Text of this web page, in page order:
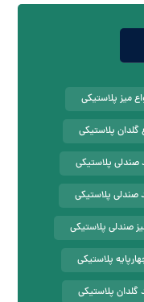
میز پلاستیکی
گلدان پلاستیکی
صندلی پلاستیکی
صندلی پلاستیکی
صندلی پلاستیکی
پلاستیکی
گلدان پلاستیکی